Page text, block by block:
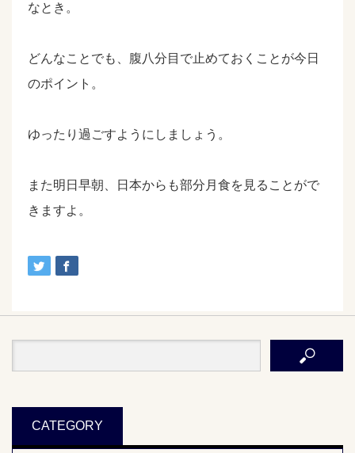
なとき。
どんなことでも、腹八分目で止めておくことが今日
のポイント。
ゆったり過ごすようにしましょう。
また明日早朝、日本からも部分月食を見ることがで
きますよ。
CATEGORY